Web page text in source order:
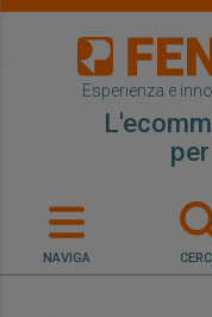
Esperienza e
NAVIGA